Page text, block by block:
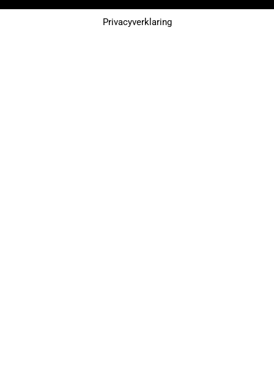
Privacyverklaring